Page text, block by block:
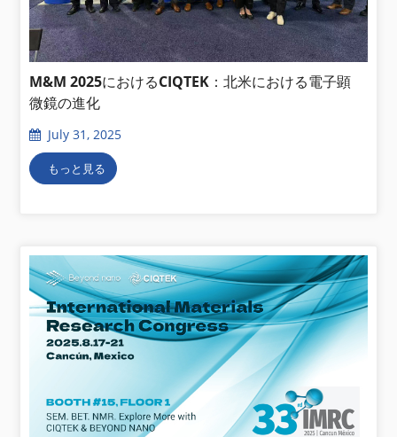
M&M 2025におけるCIQTEK：北米における電子顕
微鏡の進化
July 31, 2025
もっと見る